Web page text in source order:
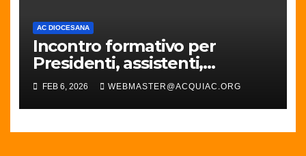
AC DIOCESANA
Incontro formativo per
Presidenti, assistenti,
Responsabili parrocchiali e
diocesani
FEB 6, 2026 WEBMASTER@ACQUIAC.ORG